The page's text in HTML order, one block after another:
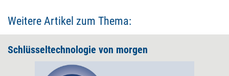
Weitere Artikel zum Thema:
Schlüsseltechnologie von morgen